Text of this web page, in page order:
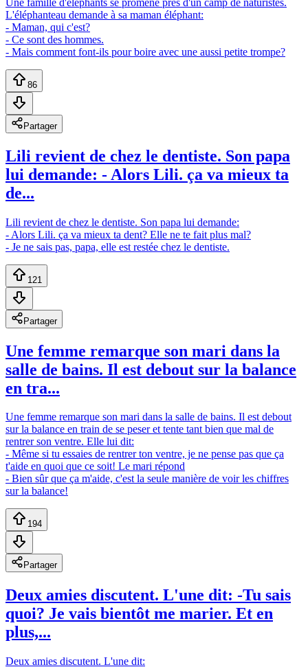
L'éléphanteau demande à sa maman éléphant:
- Maman, qui c'est?
- Ce sont des hommes.
- Mais comment font-ils pour boire avec une aussi petite trompe?
86
Partager
Lili revient de chez le dentiste. Son papa
lui demande: - Alors Lili. ça va mieux ta
de...
Lili revient de chez le dentiste. Son papa lui demande:
- Alors Lili. ça va mieux ta dent? Elle ne te fait plus mal?
- Je ne sais pas, papa, elle est restée chez le dentiste.
121
Partager
Une femme remarque son mari dans la
salle de bains. Il est debout sur la balance
en tra...
Une femme remarque son mari dans la salle de bains. Il est debout
sur la balance en train de se peser et tente tant bien que mal de
rentrer son ventre. Elle lui dit:
- Même si tu essaies de rentrer ton ventre, je ne pense pas que ça
t'aide en quoi que ce soit! Le mari répond
- Bien sûr que ça m'aide, c'est la seule manière de voir les chiffres
sur la balance!
194
Partager
Deux amies discutent. L'une dit: -Tu sais
quoi? Je vais bientôt me marier. Et en
plus,...
Deux amies discutent. L'une dit: